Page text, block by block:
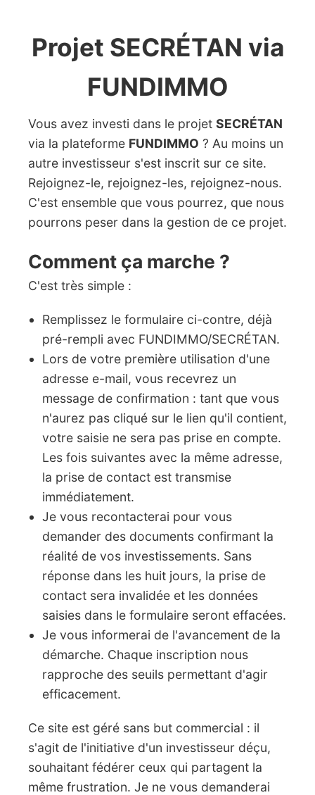
Projet SECRÉTAN via
FUNDIMMO
Vous avez investi dans le projet SECRÉTAN
via la plateforme FUNDIMMO ? Au moins un
autre investisseur s'est inscrit sur ce site.
Rejoignez-le, rejoignez-les, rejoignez-nous.
C'est ensemble que vous pourrez, que nous
pourrons peser dans la gestion de ce projet.
Comment ça marche ?
C'est très simple :
Remplissez le formulaire ci-contre, déjà
pré-rempli avec FUNDIMMO/SECRÉTAN.
Lors de votre première utilisation d'une
adresse e-mail, vous recevrez un
message de confirmation : tant que vous
n'aurez pas cliqué sur le lien qu'il contient,
votre saisie ne sera pas prise en compte.
Les fois suivantes avec la même adresse,
la prise de contact est transmise
immédiatement.
Je vous recontacterai pour vous
demander des documents confirmant la
réalité de vos investissements. Sans
réponse dans les huit jours, la prise de
contact sera invalidée et les données
saisies dans le formulaire seront effacées.
Je vous informerai de l'avancement de la
démarche. Chaque inscription nous
rapproche des seuils permettant d'agir
efficacement.
Ce site est géré sans but commercial : il
s'agit de l'initiative d'un investisseur déçu,
souhaitant fédérer ceux qui partagent la
même frustration. Je ne vous demanderai